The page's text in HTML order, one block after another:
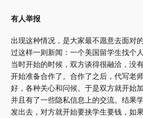
有人举报
出现这种情况，是大家最不愿意去面对
过这样一则新闻：一个美国留学生找个
当时开始的时候，双方谈得很融洽，没
开始准备合作了。合作了之后，代写老
好，各种关心和问候。于是双方就开始
并且有了一些隐私信息上的交流。结果
发出去，对方就开始要挟学生要钱，如